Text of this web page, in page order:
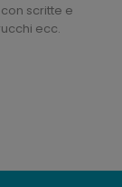
scritte e
ecc.